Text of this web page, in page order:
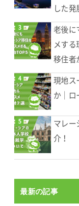
した
老後に
メす
移住者
現地ス
か｜ロ
マレー
介！
最新の記事